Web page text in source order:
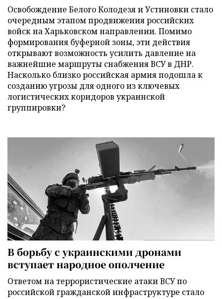
Освобождение Белого Колодезя и Устиновки стало
очередным этапом продвижения российских
войск на Харьковском направлении. Помимо
формирования буферной зоны, эти действия
открывают возможность усилить давление на
важнейшие маршруты снабжения ВСУ в ДНР.
Насколько близко российская армия подошла к
созданию угрозы для одного из ключевых
логистических коридоров украинской
группировки?
В борьбу с украинскими дронами
вступает народное ополчение
Ответом на террористические атаки ВСУ по
российской гражданской инфраструктуре стало